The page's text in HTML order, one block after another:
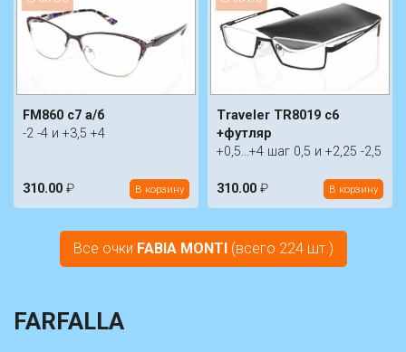
FM860 c7 а/б
-2 -4 и +3,5 +4
310.00 ₽ В корзину
Traveler TR8019 c6
+футляр
+0,5...+4 шаг 0,5 и +2,25 -2,5
310.00 ₽ В корзину
Все очки FABIA MONTI (всего 224 шт.)
FARFALLA